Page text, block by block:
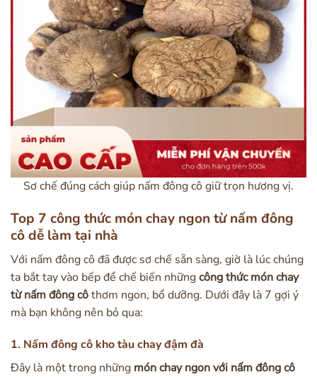
Sơ chế đúng cách giúp nấm đông cô giữ trọn hương vị.
Top 7 công thức món chay ngon từ nấm đông
cô dễ làm tại nhà
Với nấm đông cô đã được sơ chế sẵn sàng, giờ là lúc chúng
ta bắt tay vào bếp để chế biến nhữngcông thức món chay
từ nấm đông côthơm ngon, bổ dưỡng. Dưới đây là 7 gợi ý
mà bạn không nên bỏ qua:
1. Nấm đông cô kho tàu chay đậm đà
Đây là một trong những món chay ngon với nấm đông cô